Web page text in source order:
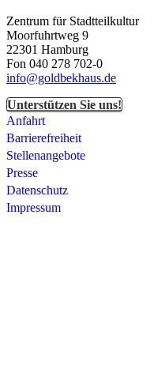
Zentrum für Stadtteilkultur
Moorfuhrtweg 9
22301 Hamburg
Fon 040 278 702-0
info@goldbekhaus.de
Unterstützen Sie uns!
Anfahrt
Barrierefreiheit
Stellenangebote
Presse
Datenschutz
Impressum